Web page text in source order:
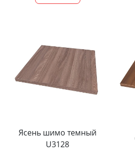
Ясень шимо темный
U3128